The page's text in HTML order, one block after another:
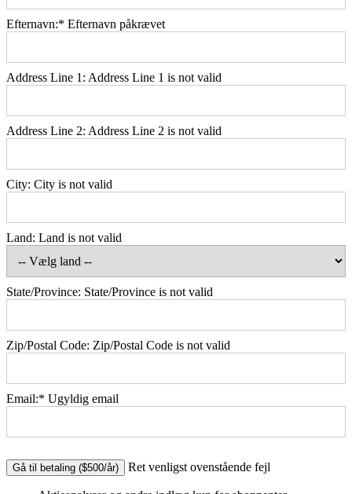
Efternavn:* Efternavn påkrævet
Address Line 1: Address Line 1 is not valid
Address Line 2: Address Line 2 is not valid
City: City is not valid
Land: Land is not valid
State/Province: State/Province is not valid
Zip/Postal Code: Zip/Postal Code is not valid
Email:* Ugyldig email
No val Ret venligst ovenstående fejl